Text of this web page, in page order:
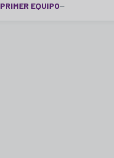
PRIMER EQUIPO